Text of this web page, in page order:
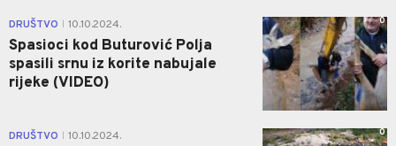
DRUŠTVO 10.10.2024.
Spasioci kod Buturović Polja
spasili srnu iz korite nabujale
rijeke (VIDEO)
0
DRUŠTVO 10.10.2024. 0